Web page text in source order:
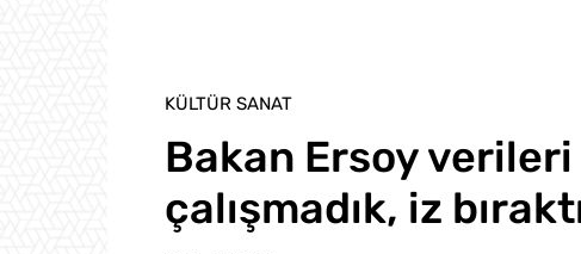
KÜLTÜR SANAT
Bakan Ersoy verileri
çalışmadık, iz